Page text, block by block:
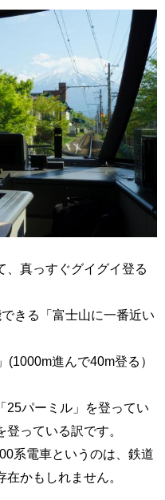
、真っすぐグイグイ登る
きる「富士山に一番近い
進んで40m登る）
25パーミル」を登ってい
っている訳です。
系電車というのは、鉄道
かもしれません。